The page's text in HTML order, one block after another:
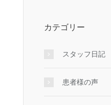
カテゴリー
スタッフ日記
患者様の声